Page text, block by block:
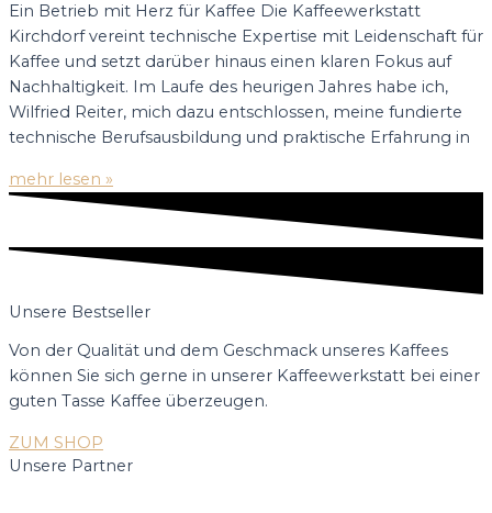
Ein Betrieb mit Herz für Kaffee Die Kaffeewerkstatt
Kirchdorf vereint technische Expertise mit Leidenschaft für
Kaffee und setzt darüber hinaus einen klaren Fokus auf
Nachhaltigkeit. Im Laufe des heurigen Jahres habe ich,
Wilfried Reiter, mich dazu entschlossen, meine fundierte
technische Berufsausbildung und praktische Erfahrung in
mehr lesen »
Unsere Bestseller
Von der Qualität und dem Geschmack unseres Kaffees
können Sie sich gerne in unserer Kaffeewerkstatt bei einer
guten Tasse Kaffee überzeugen.
ZUM SHOP
Unsere Partner